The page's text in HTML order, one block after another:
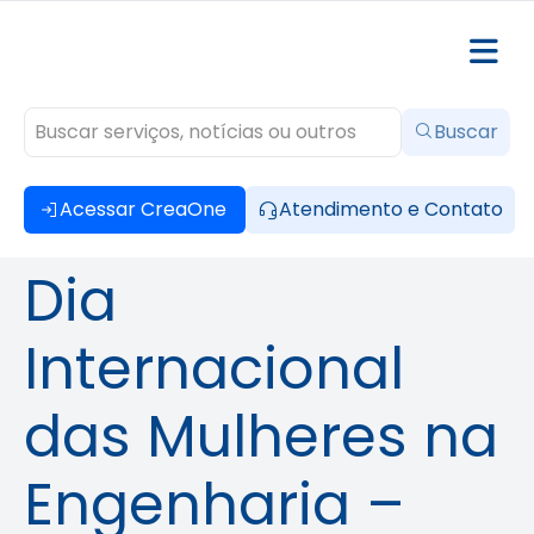
Acessar CreaOne Atendimento e Contato
Buscar
Dia
Internacional
das Mulheres na
Engenharia –